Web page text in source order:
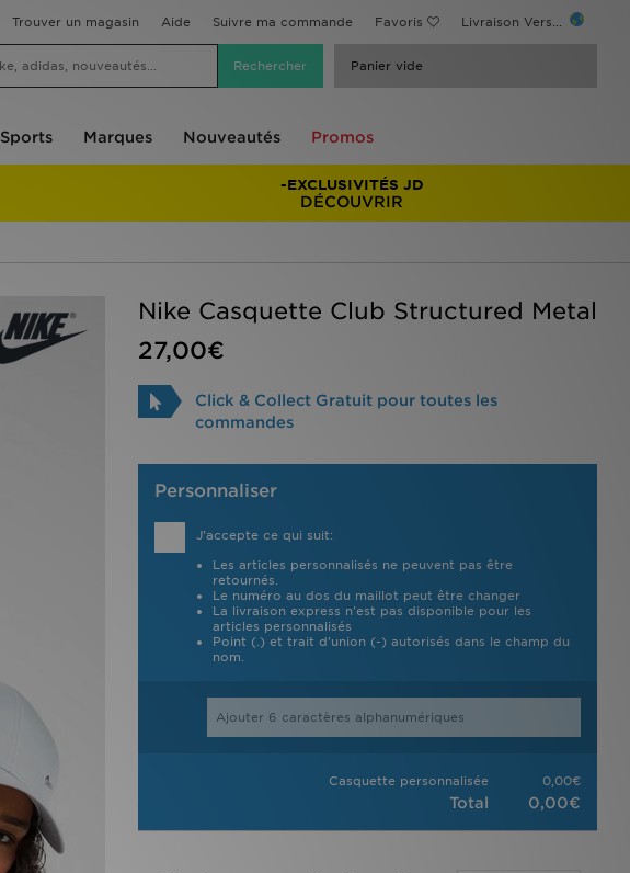
Trouver un magasin Aide Suivre ma commande Favoris Livraison Vers...
Panier vide
Sports Marques Nouveautés Promos
-EXCLUSIVITÉS JD
DÉCOUVRIR
Nike Casquette Club Structured Metal
27,00€
Click & Collect Gratuit pour toutes les
commandes
Personnaliser
J'accepte ce qui suit:
Les articles personnalisés ne peuvent pas être
retournés.
Le numéro au dos du maillot peut être changer
La livraison express n'est pas disponible pour les
articles personnalisés
Point (.) et trait d'union (-) autorisés dans le champ du
nom.
Casquette personnalisée 0,00€
Total 0,00€